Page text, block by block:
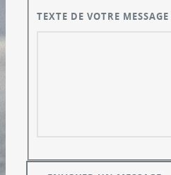
TEXTE DE VOTRE